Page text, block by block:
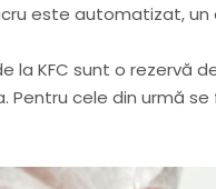
este automatizat,
la KFC sunt o rezervă
Pentru cele din urmă